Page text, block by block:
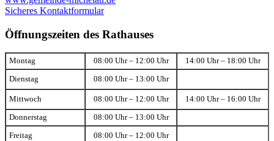
Sicheres Kontaktformular
Öffnungszeiten des Rathauses
Montag 08:00 Uhr – 12:00 Uhr 14:00 Uhr – 18:00 Uhr
Dienstag 08:00 Uhr – 13:00 Uhr
Mittwoch 08:00 Uhr – 12:00 Uhr 14:00 Uhr – 16:00 Uhr
Donnerstag 08:00 Uhr – 13:00 Uhr
Freitag 08:00 Uhr – 12:00 Uhr